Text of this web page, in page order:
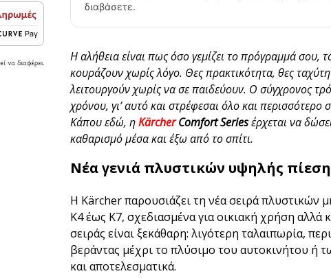
διαβάσετε.
Η αλήθεια είναι πως όσο γεμίζει το πρόγραμμά σου,
κουράζουν χωρίς λόγο. Θες πρακτικότητα, θες
λειτουργούν χωρίς να σε παιδεύουν. Ο σύγχρονος
χρόνου, γι’ αυτό και στρέφεσαι όλο και
Κάπου εδώ, ηKärcherComfort Seriesέρχεται να
καθαρισμό μέσα και έξω από το σπίτι.
Νέα γενιά πλυστικών υψηλής
Η Kärcher παρουσιάζει τη νέα σειρά
K4 έως K7, σχεδιασμένα για οικιακή χρήση αλλά
σειράς είναι ξεκάθαρη: λιγότερη ταλαιπωρία,
βεράντας μέχρι το πλύσιμο του αυτοκινήτου ή
και αποτελεσματικά.